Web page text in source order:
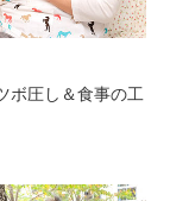
ボ圧し＆食事の工